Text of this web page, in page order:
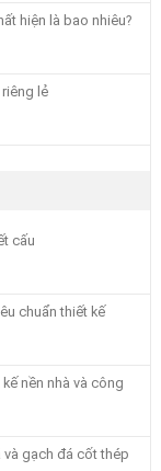
hiện là bao nhiêu?
lẻ
cấu
chuẩn thiết kế
nền nhà và công
và gạch đá cốt thép